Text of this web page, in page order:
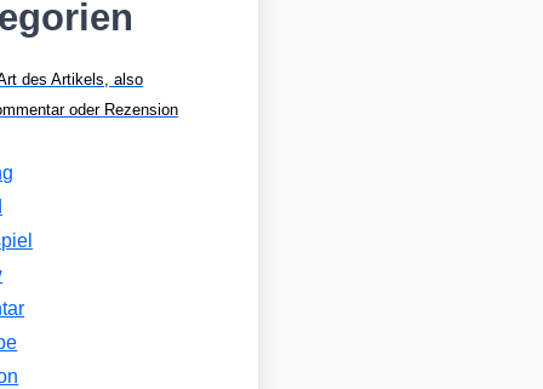
des Artikels, also
oder Rezension